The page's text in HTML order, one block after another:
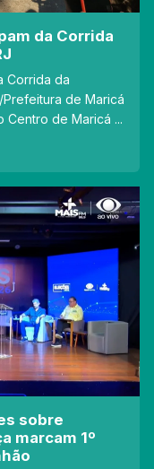
da Corrida
Corrida da
de Maricá
Centro de Maricá ...
sobre
marcam 1º